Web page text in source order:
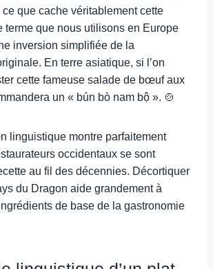
que cache véritablement cette
terme que nous utilisons en Europe
inversion simplifiée de la
En terre asiatique, si l’on
cette fameuse salade de bœuf aux
un « bún bò nam bộ ». 🍲
linguistique montre parfaitement
occidentaux se sont
au fil des décennies. Décortiquer
du Dragon aide grandement à
de base de la gastronomie